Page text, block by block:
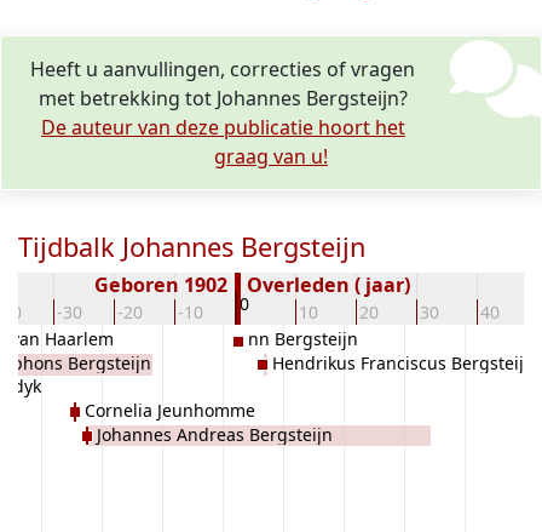
Heeft u aanvullingen, correcties of vragen
met betrekking tot Johannes Bergsteijn?
De auteur van deze publicatie hoort het
graag van u!
Tijdbalk Johannes Bergsteijn
-30 -20 -10 0 10 20 30 40
Geboren 1902 Overleden ( jaar)
van Haarlem
Bergsteijn
Cornelia Jeunhomme
Johannes Andreas Bergsteijn
nn Bergsteijn
Hendrikus Franciscus Bergsteijn